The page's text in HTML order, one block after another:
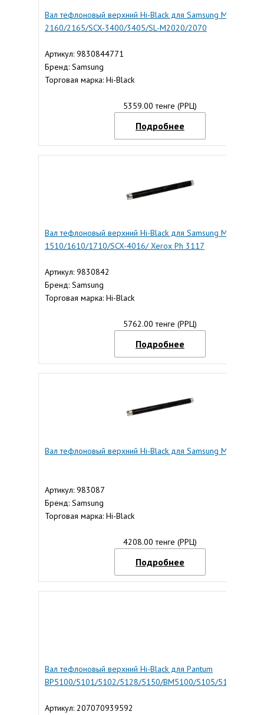
Вал тефлоновый верхний Hi-Black для Samsung ML-
2160/2165/SCX-3400/3405/SL-M2020/2070
Артикул: 9830844771
Бренд: Samsung
Торговая марка: Hi-Black
5359.00 тенге (РРЦ)
Подробнее
Вал тефлоновый верхний Hi-Black для Samsung ML-
1510/1610/1710/SCX-4016/ Xerox Ph 3117
Артикул: 9830842
Бренд: Samsung
Торговая марка: Hi-Black
5762.00 тенге (РРЦ)
Подробнее
Вал тефлоновый верхний Hi-Black для Samsung ML-1210
Артикул: 983087
Бренд: Samsung
Торговая марка: Hi-Black
4208.00 тенге (РРЦ)
Подробнее
Вал тефлоновый верхний Hi-Black для Pantum
BP5100/5101/5102/5128/5150/BM5100/5105/5155
Артикул: 207070939592